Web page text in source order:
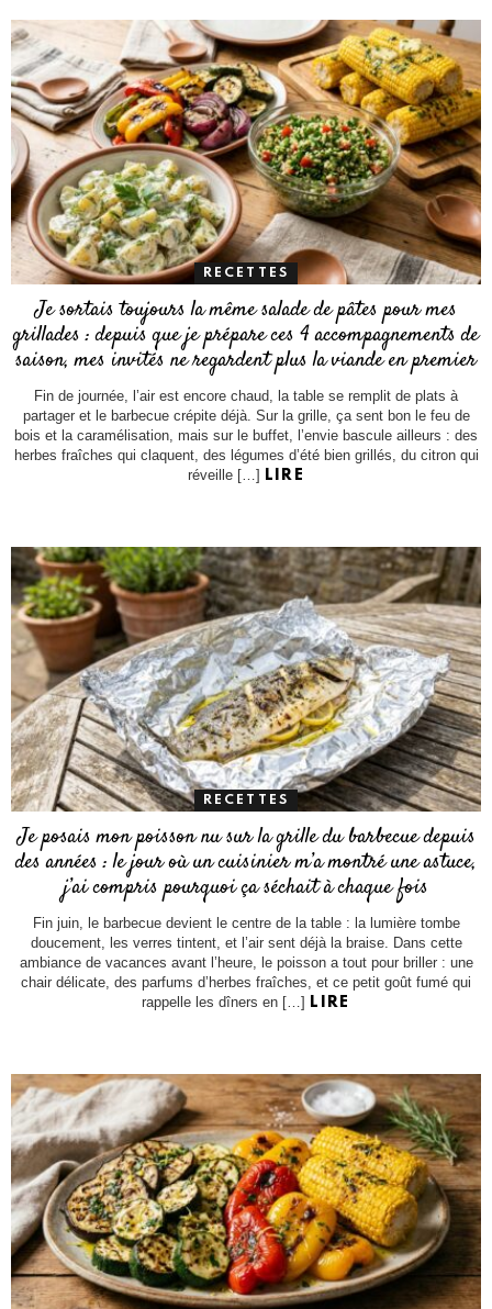
RECETTES
Je sortais toujours la même salade de pâtes pour mes
grillades : depuis que je prépare ces 4 accompagnements de
saison, mes invités ne regardent plus la viande en premier
Fin de journée, l’air est encore chaud, la table se remplit de plats à
partager et le barbecue crépite déjà. Sur la grille, ça sent bon le feu de
bois et la caramélisation, mais sur le buffet, l’envie bascule ailleurs : des
herbes fraîches qui claquent, des légumes d’été bien grillés, du citron qui
réveille […]
LIRE
RECETTES
Je posais mon poisson nu sur la grille du barbecue depuis
des années : le jour où un cuisinier m’a montré une astuce,
j’ai compris pourquoi ça séchait à chaque fois
Fin juin, le barbecue devient le centre de la table : la lumière tombe
doucement, les verres tintent, et l’air sent déjà la braise. Dans cette
ambiance de vacances avant l’heure, le poisson a tout pour briller : une
chair délicate, des parfums d’herbes fraîches, et ce petit goût fumé qui
rappelle les dîners en […]
LIRE